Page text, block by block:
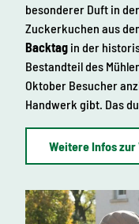
besonderer Duft in
Zuckerkuchen aus
Backtag in der
Bestandteil des
Oktober Besucher
Handwerk gibt. Das
Weitere Infos zur